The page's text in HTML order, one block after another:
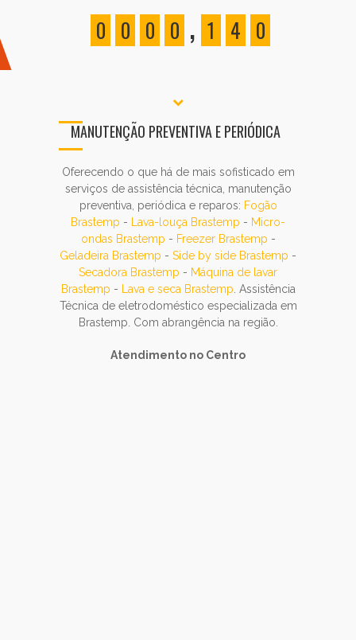
0 0 0 0 , 1 4 0
MANUTENÇÃO PREVENTIVA E PERIÓDICA
Oferecendo o que há de mais sofisticado em
serviços de assistência técnica, manutenção
preventiva, periódica e reparos: Fogão
Brastemp - Lava-louça Brastemp - Micro-
ondas Brastemp - Freezer Brastemp -
Geladeira Brastemp - Side by side Brastemp -
Secadora Brastemp - Máquina de lavar
Brastemp - Lava e seca Brastemp . Assistência
Técnica de eletrodoméstico especializada em
Brastemp. Com abrangência na região.
Atendimento no Centro